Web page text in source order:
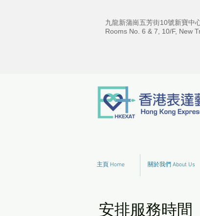
九龍新蒲崗五芳街10號新寶中
Rooms No. 6 & 7, 10/F, New
主頁 Home 關於我們 About Us
安排服務時間